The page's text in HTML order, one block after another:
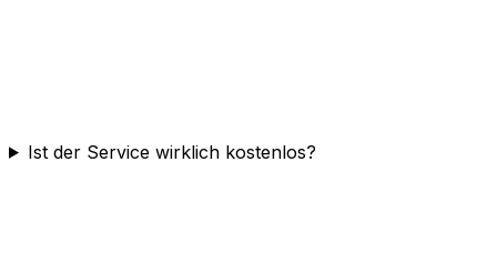
Ist der Service wirklich kostenlos?